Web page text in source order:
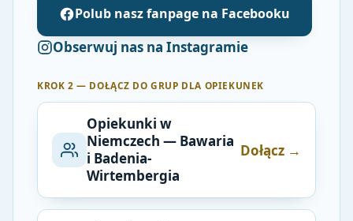
Polub nasz fanpage na Facebooku
Obserwuj nas na Instagramie
KROK 2 — DOŁĄCZ DO GRUP DLA OPIEKUNEK
Opiekunki w
Niemczech — Bawaria
i Badenia-
Wirtembergia
Dołącz →